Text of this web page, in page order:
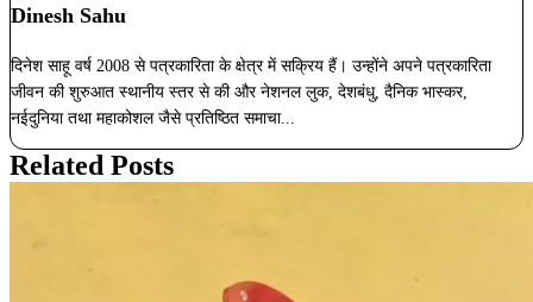
Dinesh Sahu
दिनेश साहू वर्ष 2008 से पत्रकारिता के क्षेत्र में सक्रिय हैं। उन्होंने अपने पत्रकारिता
जीवन की शुरुआत स्थानीय स्तर से की और नेशनल लुक, देशबंधु, दैनिक भास्कर,
नईदुनिया तथा महाकोशल जैसे प्रतिष्ठित समाचा...
Related Posts